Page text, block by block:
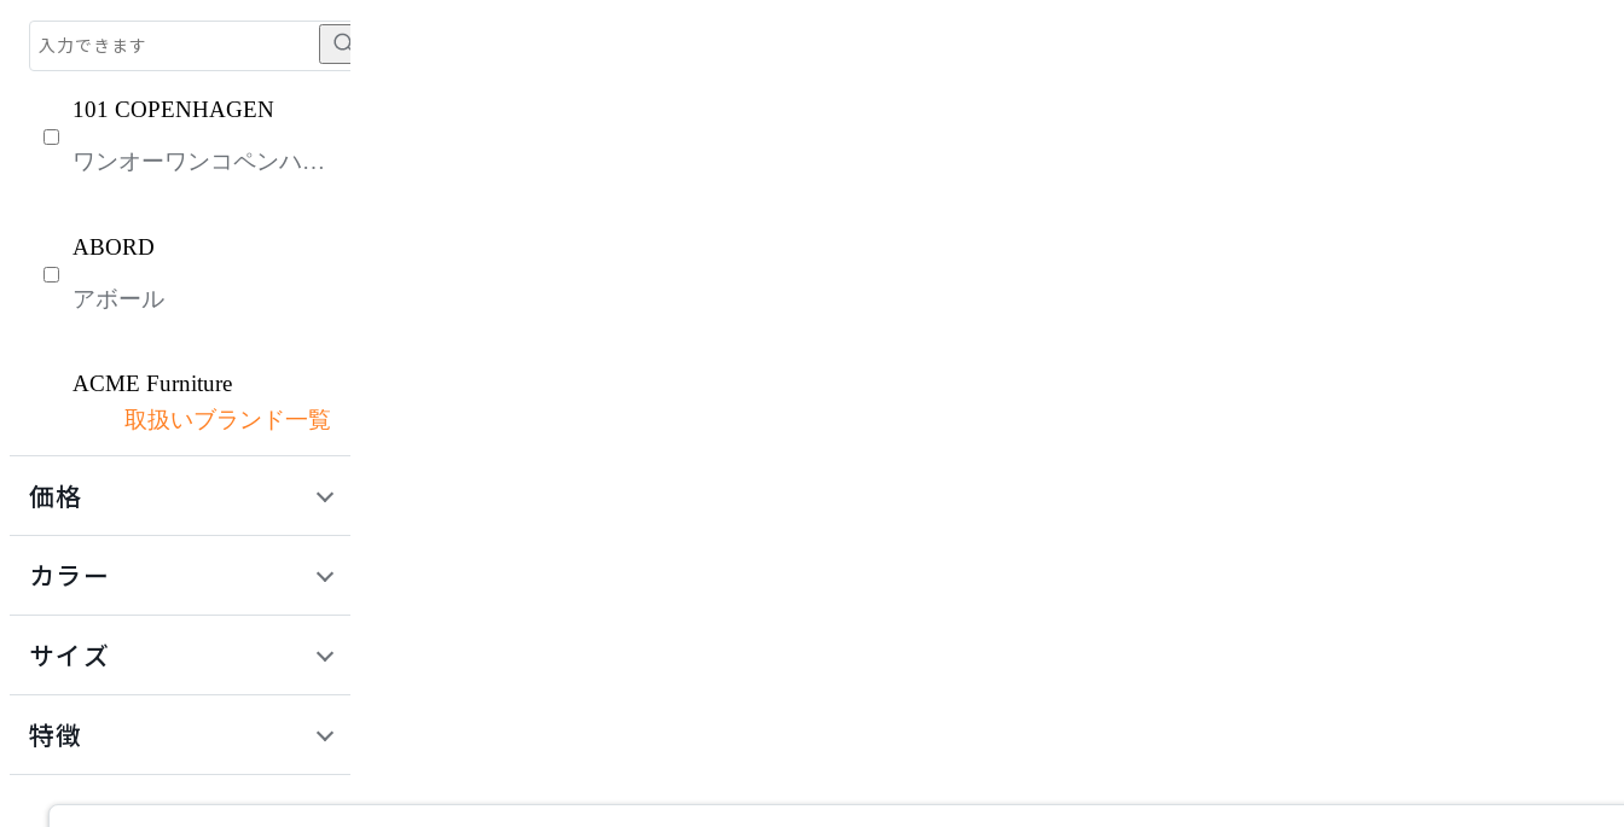
101 COPENHAGEN
ワンオーワンコペンハー
ABORD
アボール
ACME Furniture
アクメファニチャー
アダル
ADAL TOTAL INTERIOR
アコレクション
取扱いブランド一覧
価格
カラー
サイズ
mm
特徴